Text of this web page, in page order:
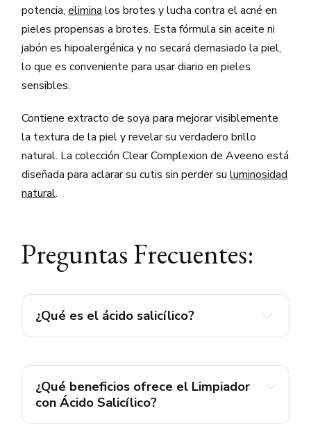
potencia,elimina los brotes y lucha contra el acné en
pieles propensas a brotes. Esta fórmula sin aceite ni
jabón es hipoalergénica y no secará demasiado la piel,
lo que es conveniente para usar diario en pieles
sensibles.
Contiene extracto de soya para mejorar visiblemente
la textura de la piel y revelar su verdadero brillo
natural. La colección Clear Complexion de Aveeno está
diseñada para aclarar su cutis sin perder suluminosidad
natural.
Preguntas Frecuentes:
¿Qué es el ácido salicílico?
¿Qué beneficios ofrece el Limpiador
con Ácido Salicílico?